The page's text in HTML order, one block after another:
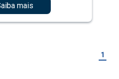
mais
1